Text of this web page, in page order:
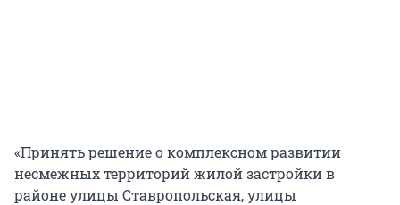
«Принять решение о комплексном развитии
несмежных территорий жилой застройки в
районе улицы Ставропольская, улицы